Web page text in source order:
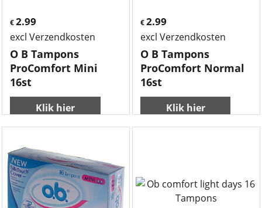
€ 2.99
excl Verzendkosten
O B Tampons
ProComfort Mini
16st
Klik hier
€2.99
excl Verzendkosten
O B Tampons
ProComfort Normal
16st
Klik hier